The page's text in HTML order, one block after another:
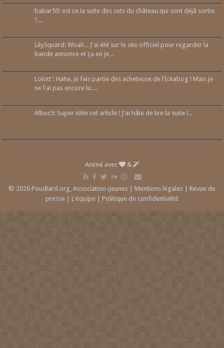
babar50: est ce la suite des sets du château qui sont déjà sortie
?...
Lily3quard: Woah... J'ai été sur le site officiel pour regarder la
bande annonce et ça en je...
Lolott': Haha, je fais partie des acheteuse de l’Ickabog ! Mais je
ne l'ai pas encore lu....
Albus5: Super idée cet article ! J'ai hâte de lire la suite !...
Animé avec &
© 2026 Poudlard.org, Association iJeunes | Mentions légales
Revue de
presse
L'équipe Politique de confidentialité